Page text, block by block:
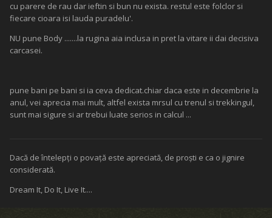
cu parere de rau dar ieftin si bun nu exista. restul este folclor si
fiecare cioara isi lauda puradelu'.
NU pune Body .......la rugina aia inclusa in pret la vitare ii dai decisiva
carcasei.
pune bani pe bani si ia ceva dedicat.chiar daca este in decembrie la
anul, vei aprecia mai mult, altfel exista mrsul cu trenul si trekkingul,
sunt mai sigure si ar trebui luate serios in calcul ...
Dacă de întelepţi o povaţă este apreciată, de proşti e ca o jignire
considerată.
Dream It, Do It, Live It....